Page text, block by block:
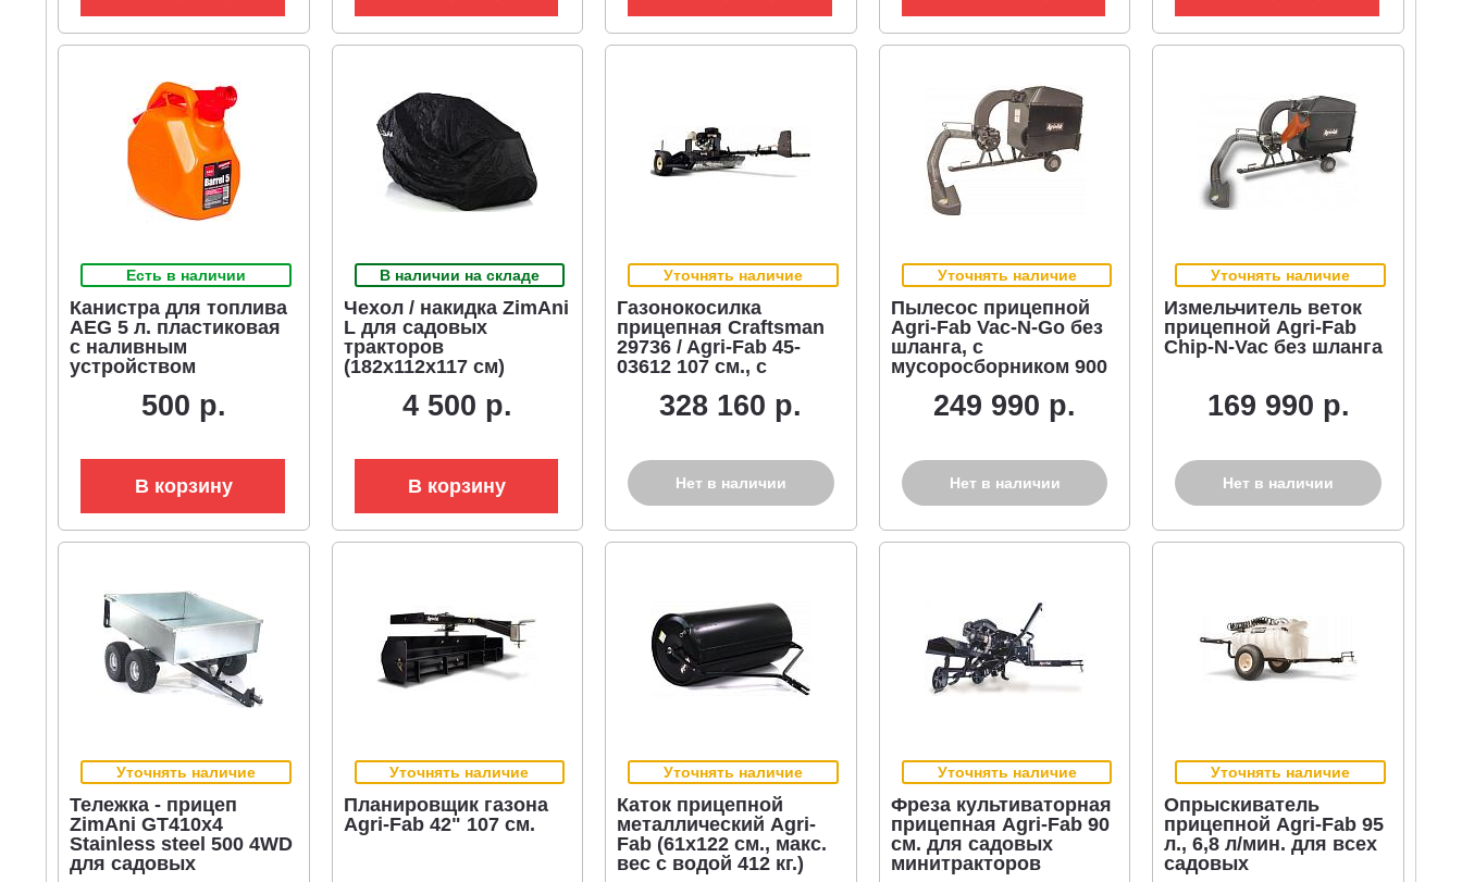
Есть в наличии
Канистра для топлива
AEG 5 л. пластиковая
с наливным
устройством
500 р.
В корзину
В наличии на складе
Чехол / накидка ZimAni
L для садовых
тракторов
(182х112х117 см)
4 500 р.
В корзину
Уточнять наличие
Газонокосилка
прицепная Craftsman
29736 / Agri-Fab 45-
03612 107 см., с
Built 12.5 л.с., для
скашивания бурьяна
328 160 р.
Нет в наличии
Уточнять наличие
Пылесос прицепной
Agri-Fab Vac-N-Go без
шланга, с
мусоросборником 900
249 990 р.
Нет в наличии
Уточнять наличие
Измельчитель веток
прицепной Agri-Fab
Chip-N-Vac без шланга
169 990 р.
Нет в наличии
Уточнять наличие
Тележка - прицеп
ZimAni GT410x4
Stainless steel 500 4WD
для садовых
Уточнять наличие
Планировщик газона
Agri-Fab 42" 107 см.
Уточнять наличие
Каток прицепной
металлический Agri-
Fab (61х122 см., макс.
вес с водой 412 кг.)
Уточнять наличие
Фреза культиваторная
прицепная Agri-Fab 90
см. для садовых
минитракторов
Уточнять наличие
Опрыскиватель
прицепной Agri-Fab 95
л., 6,8 л/мин. для всех
садовых